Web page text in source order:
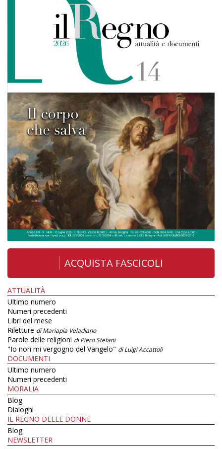
ACQUISTA FASCICOLI
ATTUALITÀ
Ultimo numero
Numeri precedenti
Libri del mese
Riletture di Mariapia Veladiano
Parole delle religioni di Piero Stefani
"Io non mi vergogno del Vangelo" di Luigi Accattoli
DOCUMENTI
Ultimo numero
Numeri precedenti
MORALIA
Blog
Dialoghi
IL REGNO DELLE DONNE
Blog
NEWSLETTER